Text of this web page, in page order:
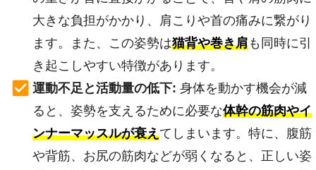
大きな負担がかかり、肩こりや首の痛みに繋がり
ます。また、この姿勢は猫背や巻き肩も同時に引
き起こしやすい特徴があります。
運動不足と活動量の低下: 身体を動かす機会が減
ると、姿勢を支えるために必要な体幹の筋肉やイ
ンナーマッスルが衰えてしまいます。特に、腹筋
や背筋、お尻の筋肉などが弱くなると、正しい姿